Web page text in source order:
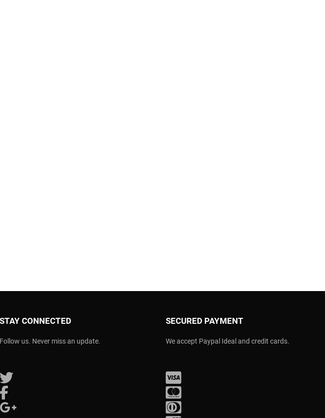
STAY CONNECTED
Follow us. Never miss an update.
Follow us on Twitter
SECURED PAYMENT
We accept Paypal Ideal and credit cards.